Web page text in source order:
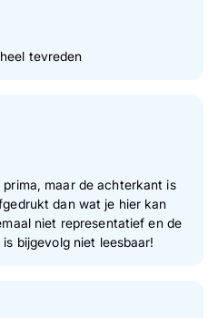
tevreden
maar de achterkant is
dan wat je hier kan
niet representatief en de
bijgevolg niet leesbaar!